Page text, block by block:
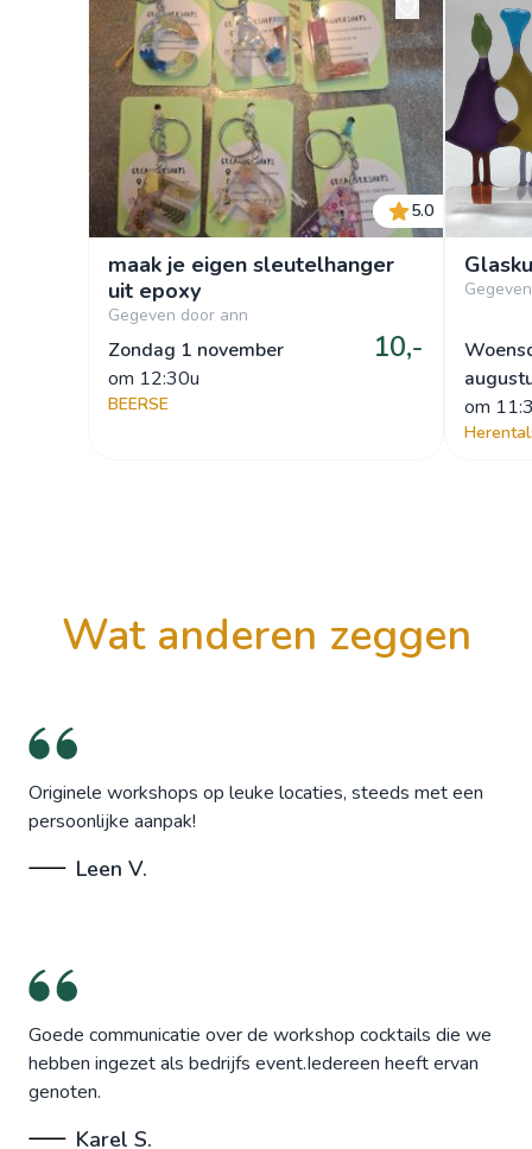
5.0
maak je eigen sleutelhanger
uit epoxy
Gegeven door ann
Zondag 1 november
om 12:30u
10,-
BEERSE
om
wat anderen zeggen
Originele workshops op leuke locaties, steeds met een
persoonlijke aanpak!
Leen V.
Goede communicatie over de workshop cocktails die we
hebben ingezet als bedrijfs event.Iedereen heeft ervan
genoten.
Karel S.